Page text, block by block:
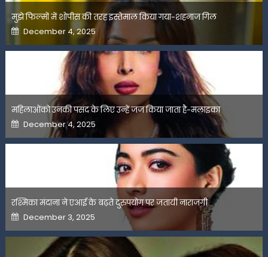
मुझे फिल्मों में शोपीस की तरह इस्तेमाल किया गया-शहनाज गिल
Posted
on
December 4, 2025
महिलाओंको उनकी पसंद के लिए उन्हें जज किया जाता है-मलाइका
Posted
on
December 4, 2025
रश्मिका मंदाना ने एआई के बढ़ते दुरुपयोग पर जतायी नाराजगी
Posted
on
December 3, 2025